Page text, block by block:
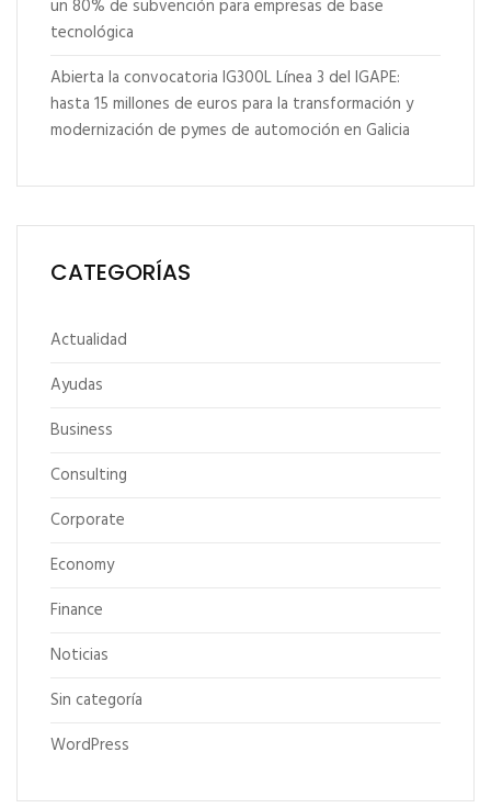
un 80% de subvención para empresas de base
tecnológica
Abierta la convocatoria IG300L Línea 3 del IGAPE:
hasta 15 millones de euros para la transformación y
modernización de pymes de automoción en Galicia
CATEGORÍAS
Actualidad
Ayudas
Business
Consulting
Corporate
Economy
Finance
Noticias
Sin categoría
WordPress